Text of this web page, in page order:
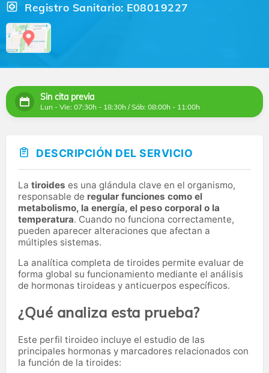
Registro Sanitario: E08019227
Sin cita previa
Lun - Vie: 07:30h - 18:30h / Sáb: 08:00h - 11:00h
DESCRIPCIÓN DEL SERVICIO
La tiroides es una glándula clave en el organismo,
responsable de regular funciones como el
metabolismo, la energía, el peso corporal o la
temperatura. Cuando no funciona correctamente,
pueden aparecer alteraciones que afectan a
múltiples sistemas.
La analítica completa de tiroides permite evaluar de
forma global su funcionamiento mediante el análisis
de hormonas tiroideas y anticuerpos específicos.
¿Qué analiza esta prueba?
Este perfil tiroideo incluye el estudio de las
principales hormonas y marcadores relacionados con
la función de la tiroides: